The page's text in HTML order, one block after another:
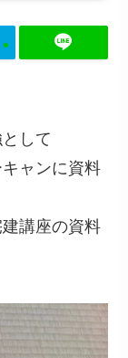
して
ャンに資料
講座の資料